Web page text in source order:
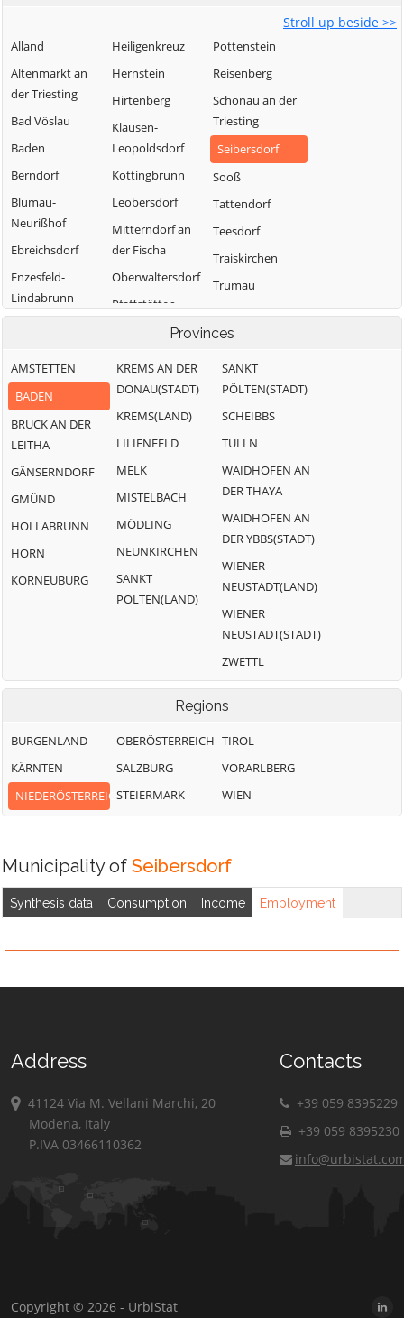
Stroll up beside >>
Alland
Altenmarkt an
der Triesting
Bad Vöslau
Baden
Berndorf
Blumau-
Neurißhof
Ebreichsdorf
Enzesfeld-
Lindabrunn
Günselsdorf
Heiligenkreuz
Hernstein
Hirtenberg
Klausen-
Leopoldsdorf
Kottingbrunn
Leobersdorf
Mitterndorf an
der Fischa
Oberwaltersdorf
Pfaffstätten
Pottendorf
Pottenstein
Reisenberg
Schönau an der
Triesting
Seibersdorf
Sooß
Tattendorf
Teesdorf
Traiskirchen
Trumau
Weissenbach an
der Triesting
Provinces
AMSTETTEN
BADEN
BRUCK AN DER
LEITHA
GÄNSERNDORF
GMÜND
HOLLABRUNN
HORN
KORNEUBURG
KREMS AN DER
DONAU(STADT)
KREMS(LAND)
LILIENFELD
MELK
MISTELBACH
MÖDLING
NEUNKIRCHEN
SANKT
PÖLTEN(LAND)
SANKT
PÖLTEN(STADT)
SCHEIBBS
TULLN
WAIDHOFEN AN
DER THAYA
WAIDHOFEN AN
DER YBBS(STADT)
WIENER
NEUSTADT(LAND)
WIENER
NEUSTADT(STADT)
ZWETTL
Regions
BURGENLAND
KÄRNTEN
NIEDERÖSTERREICH
OBERÖSTERREICH
SALZBURG
STEIERMARK
TIROL
VORARLBERG
WIEN
Municipality of Seibersdorf
Synthesis data Consumption Income Employment
Address
41124 Via M. Vellani Marchi, 20
Modena, Italy
P.IVA 03466110362
Contacts
+39 059 8395229
+39 059 8395230
Copyright © 2026 - UrbiStat